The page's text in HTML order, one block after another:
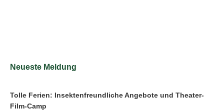
Neueste Meldung
Tolle Ferien: Insektenfreundliche Angebote und Theater-
Film-Camp